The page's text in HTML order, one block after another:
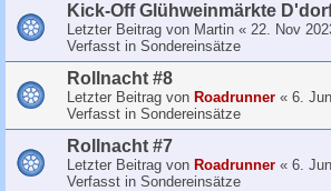
Kick-Off Glühweinmärkte
Letzter Beitrag von Martin « 22. Nov
Verfasst in Sondereinsätze
Rollnacht #8
Letzter Beitrag von Roadrunner « 6.
Verfasst in Sondereinsätze
Rollnacht #7
Letzter Beitrag von Roadrunner « 6.
Verfasst in Sondereinsätze